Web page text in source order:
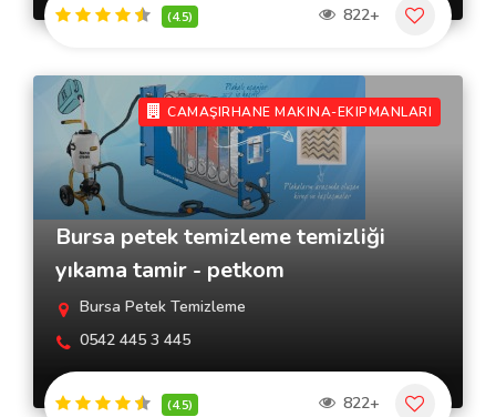
(4.5) 822+
CAMAŞIRHANE MAKINA-EKIPMANLARI
Bursa petek temizleme temizliği
yıkama tamir - petkom
Bursa Petek Temizleme
0542 445 3 445
(4.5) 822+